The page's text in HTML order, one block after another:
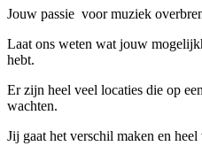
Jouw passie voor muziek
Laat ons weten wat jouw
hebt.
Er zijn heel veel locaties die op
wachten.
Jij gaat het verschil maken en